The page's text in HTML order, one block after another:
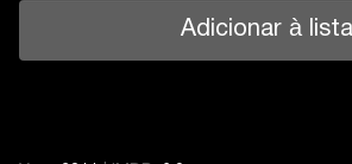
Adicionar à lista